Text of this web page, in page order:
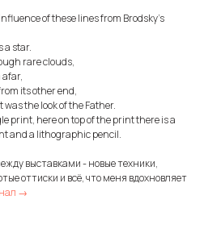
of these lines from Brodsky's
a star.
rare clouds,
its other end,
the look of the Father.
print, here on top of the print there is a
and a lithographic pencil.
выставками - новые техники,
оттиски и всё, что меня вдохновляет
→